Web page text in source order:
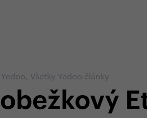
, Všetky Yedoo články